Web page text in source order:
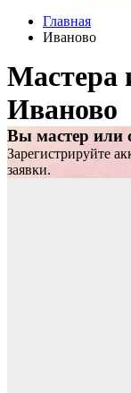
Главная
Иваново
Мастера
Иваново
Вы мастер или
Зарегистрируйте
заявки.